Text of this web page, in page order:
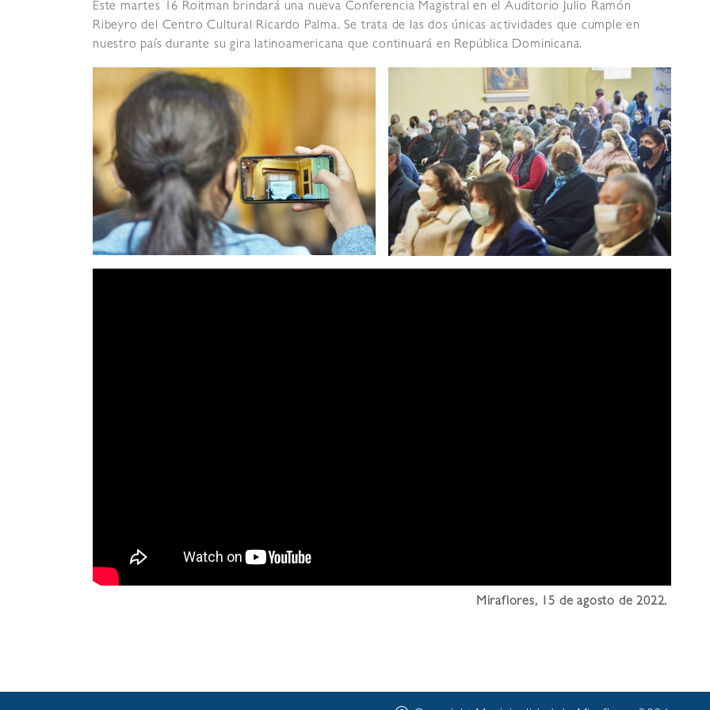
Este martes 16 Roitman brindará una nueva Conferencia Magistral en el Auditorio Julio Ramón
Ribeyro del Centro Cultural Ricardo Palma. Se trata de las dos únicas actividades que cumple en
nuestro país durante su gira latinoamericana que continuará en República Dominicana.
Miraflores, 15 de agosto de 2022.